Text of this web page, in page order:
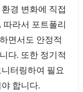
경 변화에 직접
따라서 포트폴리
면서도 안정적
다. 또한 정기적
터링하여 필요
합니다.